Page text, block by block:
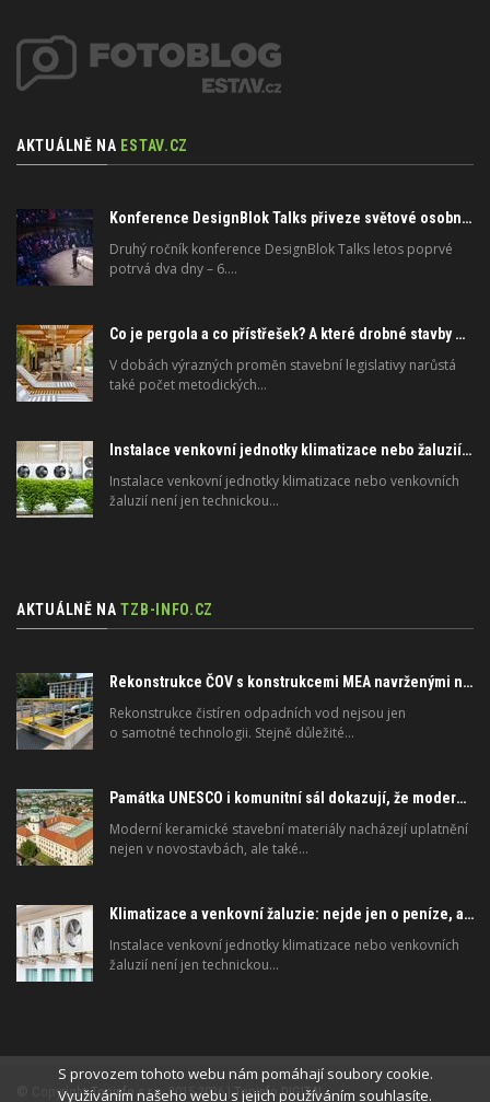
S provozem tohoto webu nám pomáhají soubory cookie.
Využíváním našeho webu s jejich používáním souhlasíte.
AKTUÁLNĚ NA ESTAV.CZ
Konference DesignBlok Talks přiveze světové osobnosti designu a architektury
Druhý ročník konference DesignBlok Talks letos poprvé
potrvá dva dny – 6.…
Co je pergola a co přístřešek? A které drobné stavby musíte povolovat? Pomůže metodika
V dobách výrazných proměn stavební legislativy narůstá
také počet metodických…
Instalace venkovní jednotky klimatizace nebo žaluzií podléhá jasným právním pravidlům
Instalace venkovní jednotky klimatizace nebo venkovních
žaluzií není jen technickou…
AKTUÁLNĚ NA TZB-INFO.CZ
Rekonstrukce ČOV s konstrukcemi MEA navrženými na dlouhou životnost
Rekonstrukce čistíren odpadních vod nejsou jen
o samotné technologii. Stejně důležité…
Památka UNESCO i komunitní sál dokazují, že moderní materiály nejsou jen pro novostavby
Moderní keramické stavební materiály nacházejí uplatnění
nejen v novostavbách, ale také…
Klimatizace a venkovní žaluzie: nejde jen o peníze, ale i o právo
Instalace venkovní jednotky klimatizace nebo venkovních
žaluzií není jen technickou…
© CopyrightTopinfo s.r.o.2015-2026 |Topinfo DIGITAL